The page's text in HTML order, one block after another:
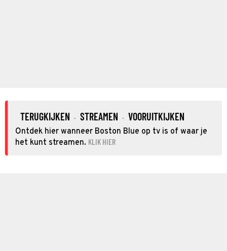
TERUGKIJKEN · STREAMEN · VOORUITKIJKEN
Ontdek hier wanneer Boston Blue op tv is of waar je
het kunt streamen. KLIK HIER